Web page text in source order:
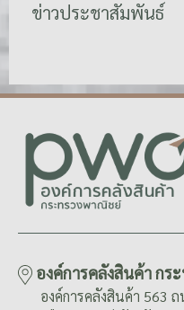
ข่าวประชาสัมพันธ์
องค์การคลังสินค้า กร
องค์การคลังสินค้า 563